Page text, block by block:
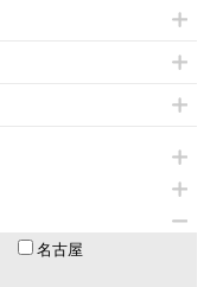
名古屋